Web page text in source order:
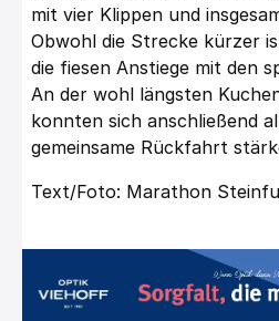
mit vier Klippen und
Obwohl die Strecke kürzer
die fiesen Anstiege mit den
An der wohl längsten
konnten sich anschließend
gemeinsame Rückfahrt
Text/Foto: Marathon